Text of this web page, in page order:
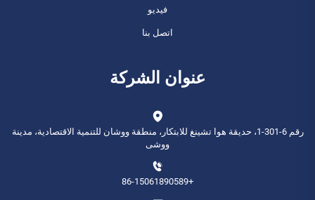
فيديو
اتصل بنا
عنوان الشركة
رقم 6-301-1، حديقة هوا تشينغ للابتكار، منطقة ووشان للتنمية الاقتصادية، مدينة
ووشى
+86-15061890589